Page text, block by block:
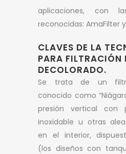
aplicaciones, con
reconocidas: AmaFilter
CLAVES DE LA
PARA FILTRACIÓN
DECOLORADO.
Se trata de un
conocido como
presión vertical con
inoxidable u otras
en el interior,
(los diseños con